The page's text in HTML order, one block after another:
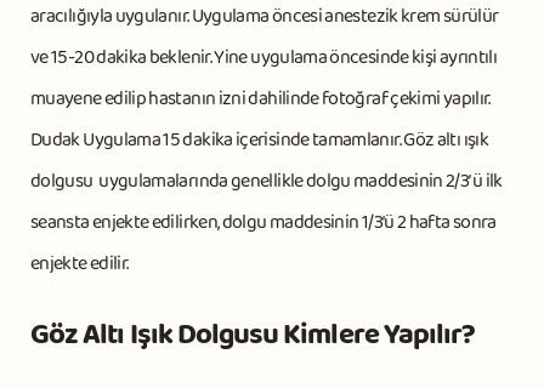
aracılığıyla uygulanır. Uygulama öncesi anestezik krem sürülür
ve 15-20 dakika beklenir. Yine uygulama öncesinde kişi ayrıntılı
muayene edilip hastanın izni dahilinde fotoğraf çekimi yapılır.
Dudak Uygulama 15 dakika içerisinde tamamlanır. Göz altı ışık
dolgusu uygulamalarında genellikle dolgu maddesinin 2/3’ ü ilk
seansta enjekte edilirken, dolgu maddesinin 1/3’ü 2 hafta sonra
enjekte edilir.
Göz Altı Işık Dolgusu Kimlere Yapılır?